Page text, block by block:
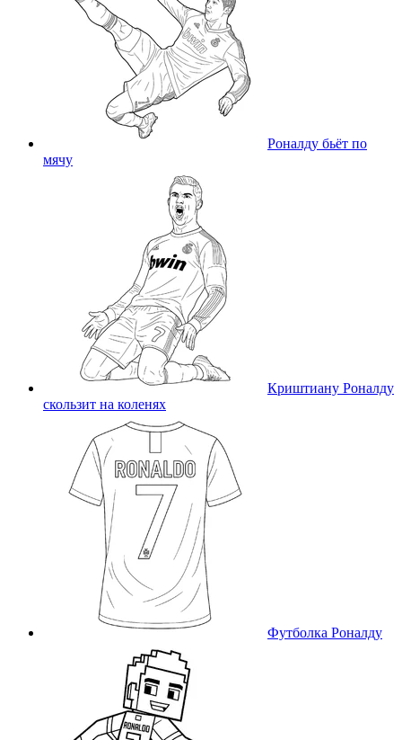
Роналду бьёт по
мячу
Криштиану Роналду
скользит на коленях
Футболка Роналду